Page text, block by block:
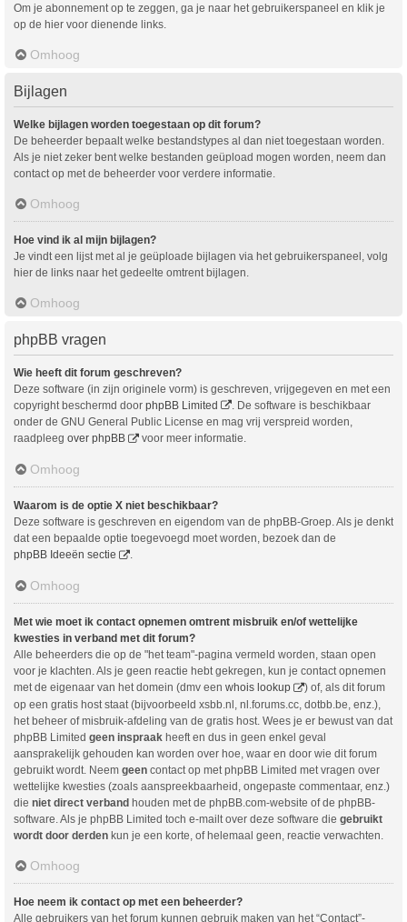
Om je abonnement op te zeggen, ga je naar het gebruikerspaneel en klik je
op de hier voor dienende links.
Omhoog
Bijlagen
Welke bijlagen worden toegestaan op dit forum?
De beheerder bepaalt welke bestandstypes al dan niet toegestaan worden.
Als je niet zeker bent welke bestanden geüpload mogen worden, neem dan
contact op met de beheerder voor verdere informatie.
Omhoog
Hoe vind ik al mijn bijlagen?
Je vindt een lijst met al je geüploade bijlagen via het gebruikerspaneel, volg
hier de links naar het gedeelte omtrent bijlagen.
Omhoog
phpBB vragen
Wie heeft dit forum geschreven?
Deze software (in zijn originele vorm) is geschreven, vrijgegeven en met een
copyright beschermd door phpBB Limited
. De software is beschikbaar
onder de GNU General Public License en mag vrij verspreid worden,
raadpleeg over phpBB voor meer informatie.
Omhoog
Waarom is de optie X niet beschikbaar?
Deze software is geschreven en eigendom van de phpBB-Groep. Als je denkt
dat een bepaalde optie toegevoegd moet worden, bezoek dan de
phpBB Ideeën sectie
.
Omhoog
Met wie moet ik contact opnemen omtrent misbruik en/of wettelijke
kwesties in verband met dit forum?
Alle beheerders die op de "het team"-pagina vermeld worden, staan open
voor je klachten. Als je geen reactie hebt gekregen, kun je contact opnemen
met de eigenaar van het domein (dmv een whois lookup
) of, als dit forum
op een gratis host staat (bijvoorbeeld xsbb.nl, nl.forums.cc, dotbb.be, enz.),
het beheer of misbruik-afdeling van de gratis host. Wees je er bewust van dat
phpBB Limited geen inspraak heeft en dus in geen enkel geval
aansprakelijk gehouden kan worden over hoe, waar en door wie dit forum
gebruikt wordt. Neem geen contact op met phpBB Limited met vragen over
wettelijke kwesties (zoals aanspreekbaarheid, ongepaste commentaar, enz.)
die niet direct verband houden met de phpBB.com-website of de phpBB-
software. Als je phpBB Limited toch e-mailt over deze software die gebruikt
wordt door derden kun je een korte, of helemaal geen, reactie verwachten.
Omhoog
Hoe neem ik contact op met een beheerder?
Alle gebruikers van het forum kunnen gebruik maken van het “Contact”-